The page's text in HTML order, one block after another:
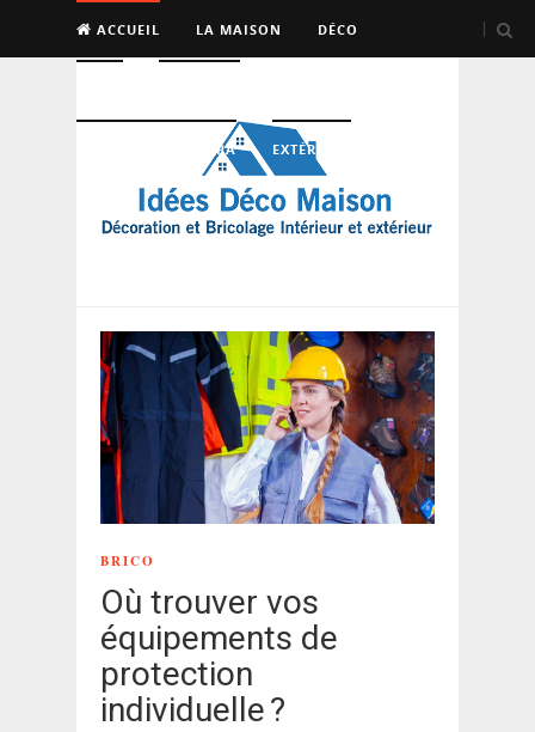
ACCUEIL LA MAISON DÉCO
PISCINE, SAUNA, SPA EXTÉRIEUR
BRICO
Où trouver vos
équipements de
protection
individuelle ?